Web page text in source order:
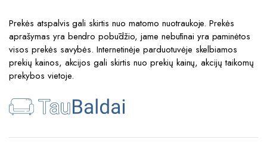
Prekės atspalvis gali skirtis nuo matomo nuotraukoje. Prekės
aprašymas yra bendro pobūdžio, jame nebūtinai yra paminėtos
visos prekės savybės. Internetinėje parduotuvėje skelbiamos
prekių kainos, akcijos gali skirtis nuo prekių kainų, akcijų taikomų
prekybos vietoje.